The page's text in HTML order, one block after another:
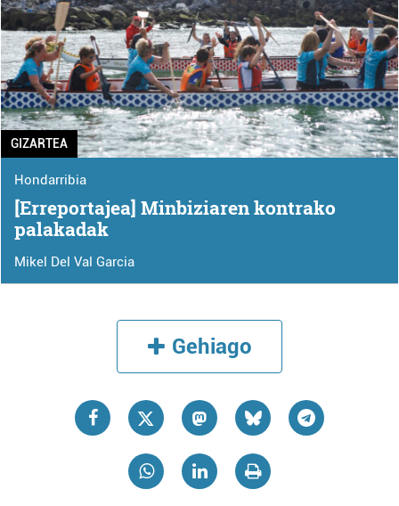
GIZARTEA
Hondarribia
[Erreportajea] Minbiziaren kontrako
palakadak
Mikel Del Val Garcia
Gehiago